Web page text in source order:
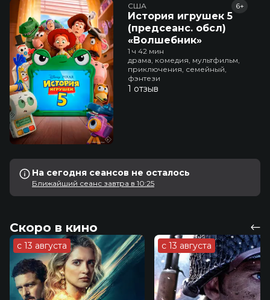
США
История игрушек 5
(предсеанс. обсл)
«Волшебник»
6+
1 ч 42 мин
драма, комедия, мультфильм,
приключения, семейный,
фэнтези
1 отзыв
На сегодня сеансов не осталось
Ближайший сеанс завтра в 10:25
Скоро в кино
с 13 августа с 13 августа